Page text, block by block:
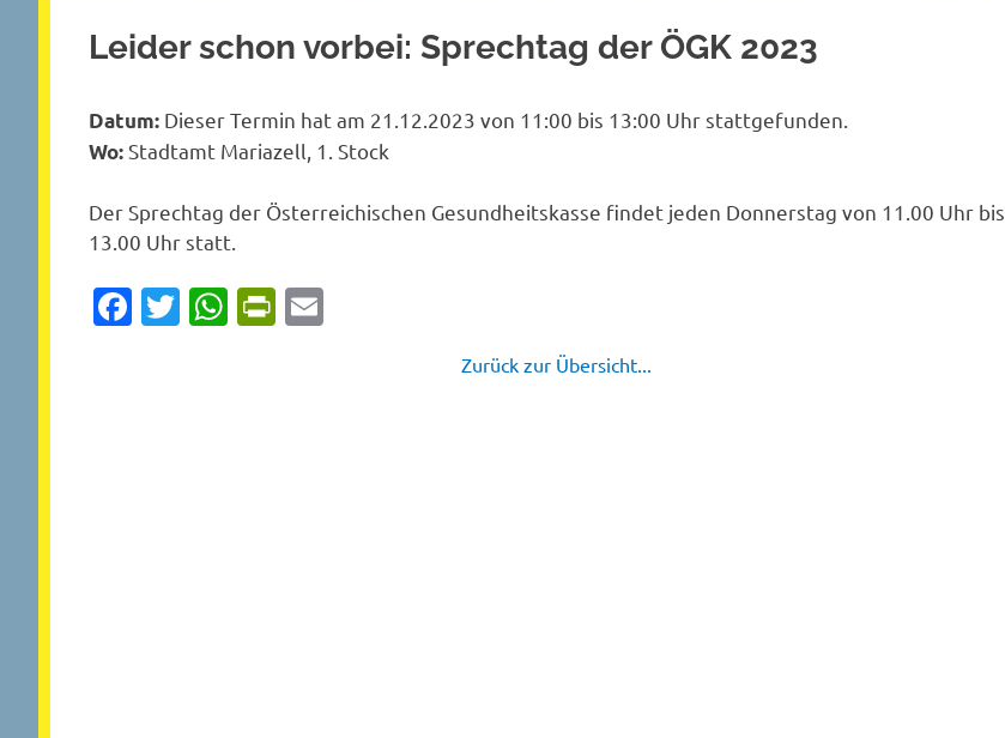
Leider schon vorbei: Sprechtag der ÖGK 2023
Datum: Dieser Termin hat am 21.12.2023 von 11:00 bis 13:00 Uhr stattgefunden.
Wo: Stadtamt Mariazell, 1. Stock
Der Sprechtag der Österreichischen Gesundheitskasse findet jeden Donnerstag von 11.00 Uhr bis
13.00 Uhr statt.
Facebook
Twitter
WhatsApp
PrintFriendly
Zurück zur Übersicht...